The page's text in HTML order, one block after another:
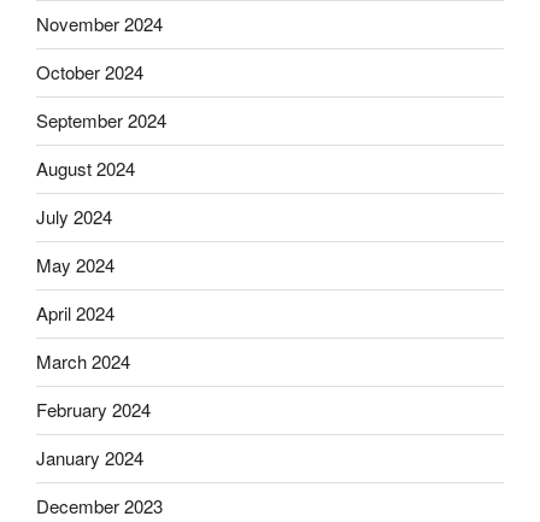
November 2024
October 2024
September 2024
August 2024
July 2024
May 2024
April 2024
March 2024
February 2024
January 2024
December 2023